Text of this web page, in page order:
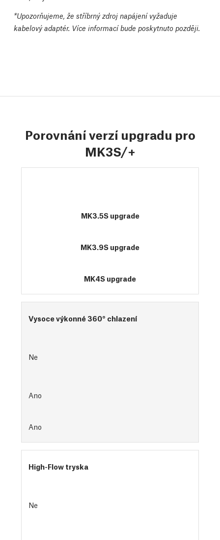
*Upozorňujeme, že stříbrný zdroj napájení vyžaduje
kabelový adaptér. Více informací bude poskytnuto později.
Porovnání verzí upgradu pro
MK3S/+
MK3.5S upgrade
MK3.9S upgrade
MK4S upgrade
Vysoce výkonné 360° chlazení
Ne
Ano
Ano
High-Flow tryska
Ne